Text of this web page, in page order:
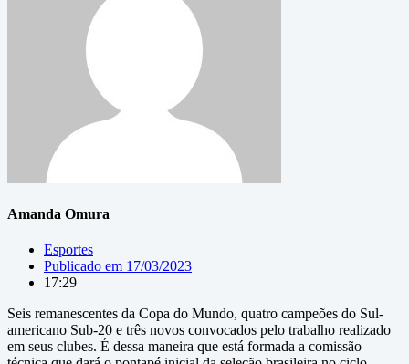
Amanda Omura
Esportes
Publicado em 17/03/2023
17:29
Seis remanescentes da Copa do Mundo, quatro campeões do Sul-
americano Sub-20 e três novos convocados pelo trabalho realizado
em seus clubes. É dessa maneira que está formada a comissão